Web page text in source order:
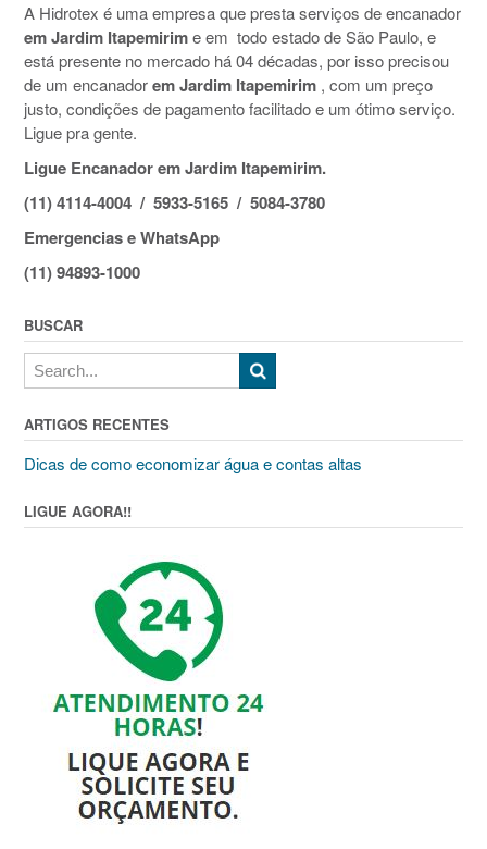
A Hidrotex é uma empresa que presta serviços de encanador
em Jardim Itapemirime em todo estado de São Paulo, e
está presente no mercado há 04 décadas, por isso precisou
de um encanadorem Jardim Itapemirim , com um preço
justo, condições de pagamento facilitado e um ótimo serviço.
Ligue pra gente.
Ligue Encanador em Jardim Itapemirim.
(11) 4114-4004 / 5933-5165 / 5084-3780
Emergencias e WhatsApp
(11) 94893-1000
BUSCAR
ARTIGOS RECENTES
Dicas de como economizar água e contas altas
LIGUE AGORA!!